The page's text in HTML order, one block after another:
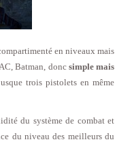
en niveaux mais
AC, Batman, doncsimple mais
trois pistolets en même
du système de combat et
du niveau des meilleurs du